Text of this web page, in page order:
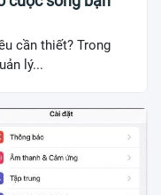
cần thiết? Trong
lý...